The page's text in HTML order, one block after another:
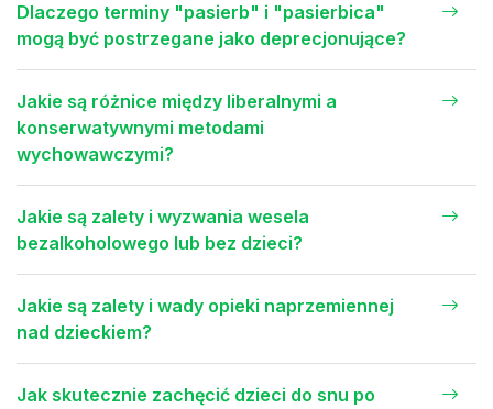
Dlaczego terminy "pasierb" i "pasierbica"
mogą być postrzegane jako deprecjonujące?
Jakie są różnice między liberalnymi a
konserwatywnymi metodami
wychowawczymi?
Jakie są zalety i wyzwania wesela
bezalkoholowego lub bez dzieci?
Jakie są zalety i wady opieki naprzemiennej
nad dzieckiem?
Jak skutecznie zachęcić dzieci do snu po